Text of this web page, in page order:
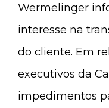
Wermelinger
interesse na
do cliente. Em
executivos da
impedimentos